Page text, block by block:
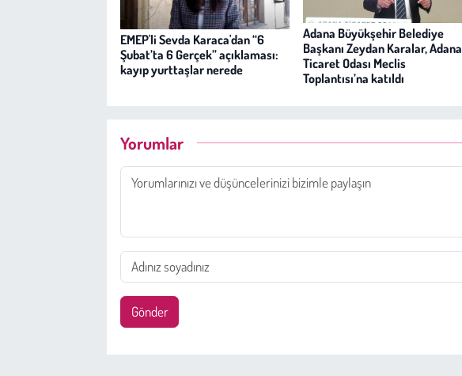
EMEP'li Sevda Karaca'dan “6
Şubat’ta 6 Gerçek” açıklaması:
kayıp yurttaşlar nerede
Adana Büyükşehir Belediye
Başkanı Zeydan Karalar, Adana
Ticaret Odası Meclis
Toplantısı’na katıldı
Yorumlar
Gönder